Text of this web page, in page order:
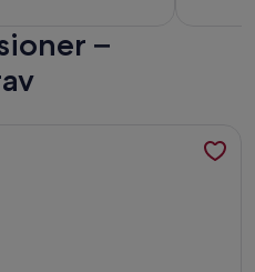
–
i en lantlig idyll mitt i